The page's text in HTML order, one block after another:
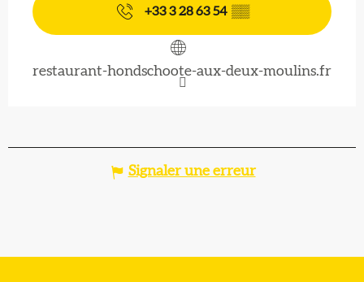
+33 3 28 63 54 ▒▒
restaurant-hondschoote-aux-deux-moulins.fr
Signaler une erreur